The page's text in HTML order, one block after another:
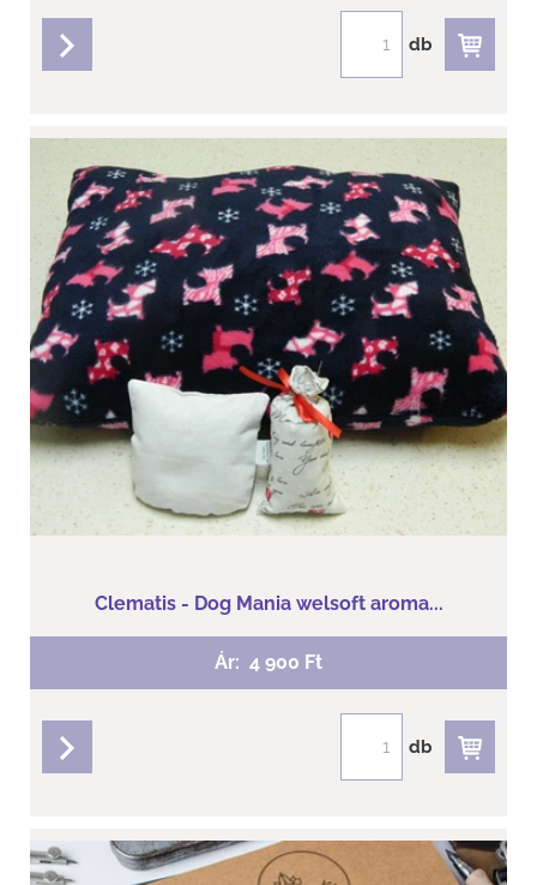
db
Mérete:41 cm x 38 cm
Clematis - Dog Mania welsoft aroma...
Ár: 4 900 Ft
db
Clematis - Ajándék utalvány 5000.-Ft